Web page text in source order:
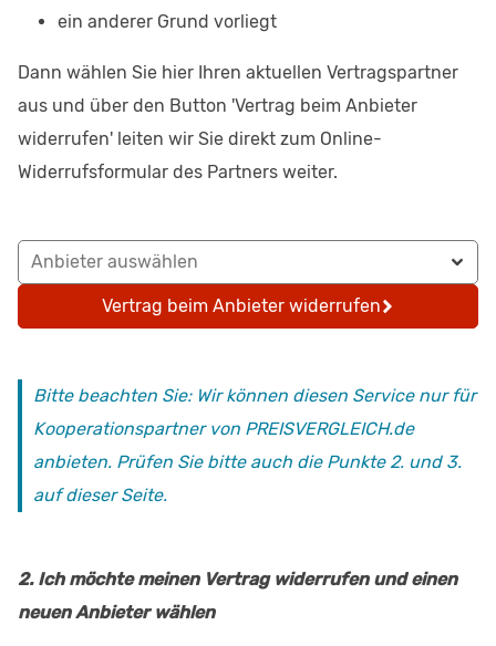
ein anderer Grund vorliegt
Dann wählen Sie hier Ihren aktuellen Vertragspartner
aus und über den Button 'Vertrag beim Anbieter
widerrufen' leiten wir Sie direkt zum Online-
Widerrufsformular des Partners weiter.
Anbieter auswählen
Vertrag beim Anbieter widerrufen
Bitte beachten Sie: Wir können diesen Service nur für
Kooperationspartner von PREISVERGLEICH.de
anbieten. Prüfen Sie bitte auch die Punkte 2. und 3.
auf dieser Seite.
2. Ich möchte meinen Vertrag widerrufen und einen
neuen Anbieter wählen